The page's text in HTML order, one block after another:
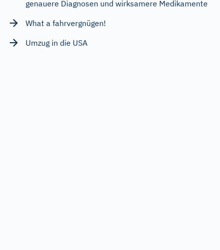
genauere Diagnosen und wirksamere Medikamente
What a fahrvergnügen!
Umzug in die USA